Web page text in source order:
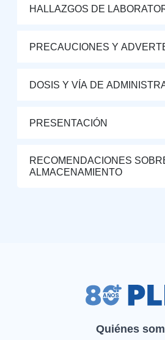
HALLAZGOS DE
PRECAUCIONES Y
DOSIS Y VÍA DE
PRESENTACIÓN
RECOMENDACIONES
ALMACENAMIENTO
Quiénes